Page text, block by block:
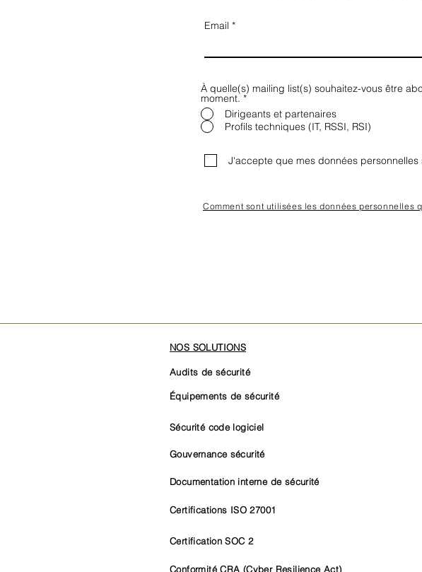
Email
À quelle(s) mailing list(s) souhaitez-vous être
moment. *
Dirigeants et partenaires
Profils techniques (IT, RSSI, RSI)
J'accepte que mes données
Comment sont utilisées les données personnelles
NOS SOLUTIONS
Audits de sécurité
Équipements de sécurité
Sécurité code logiciel
Gouvernance sécurité
Documentation interne de sécurité
Certifications ISO 27001
Certification SOC 2
Conformité CRA (Cyber Resilience Act)